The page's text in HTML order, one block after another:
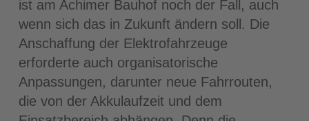
ist am Achimer Bauhof noch der Fall, auch
wenn sich das in Zukunft ändern soll. Die
Anschaffung der Elektrofahrzeuge
erforderte auch organisatorische
Anpassungen, darunter neue Fahrrouten,
die von der Akkulaufzeit und dem